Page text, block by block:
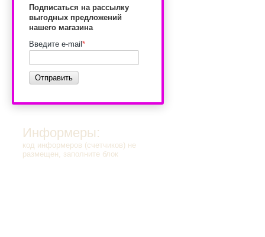
Подписаться на рассылку
выгодных предложений
нашего магазина
Введите e-mail *
Отправить
Информеры:
код информеров (счетчиков) не
размещен, заполните блок